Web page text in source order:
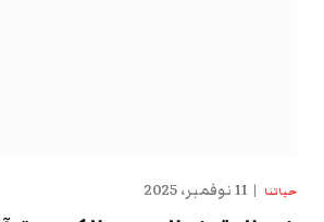
حياتنا 11 نوفمبر، 2025